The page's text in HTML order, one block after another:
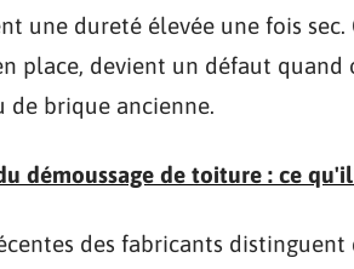
une dureté élevée une fois
place, devient un défaut quand
de brique ancienne.
démoussage de toiture : ce
des fabricants